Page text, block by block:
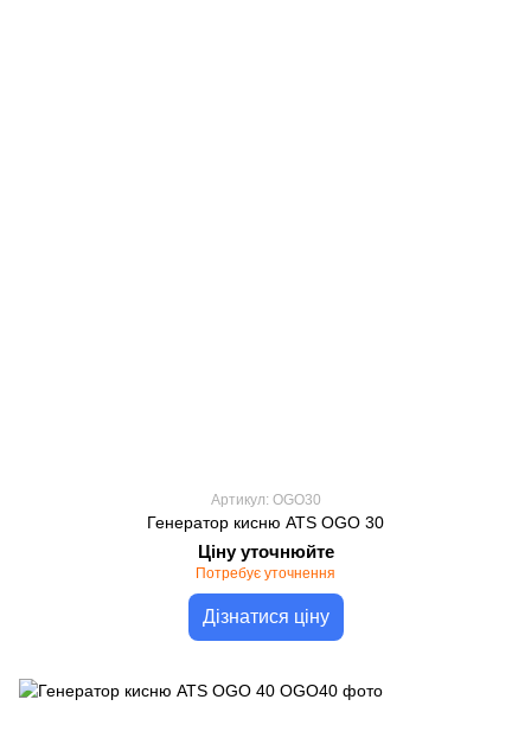
Артикул: OGO30
Генератор кисню ATS OGO 30
Ціну уточнюйте
Потребує уточнення
Дізнатися ціну